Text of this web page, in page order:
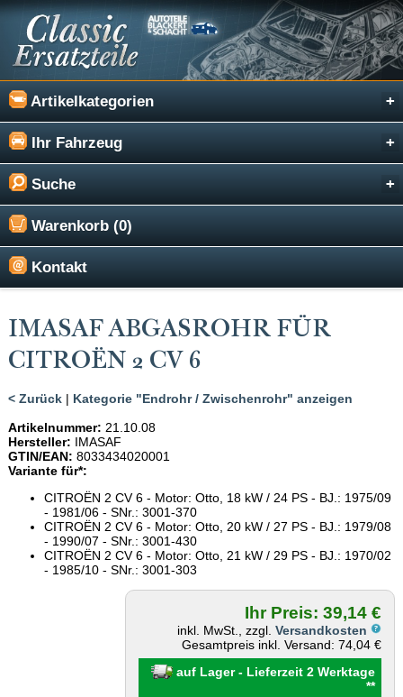
Artikelkategorien
Ihr Fahrzeug
Suche
Warenkorb (0)
Kontakt
IMASAF ABGASROHR FÜR
CITROËN 2 CV 6
< Zurück| Kategorie "Endrohr / Zwischenrohr" anzeigen
Artikelnummer: 21.10.08
Hersteller: IMASAF
GTIN/EAN: 8033434020001
Variante für*:
CITROËN 2 CV 6 - Motor: Otto, 18 kW / 24 PS - BJ.: 1975/09
- 1981/06 - SNr.: 3001-370
CITROËN 2 CV 6 - Motor: Otto, 20 kW / 27 PS - BJ.: 1979/08
- 1990/07 - SNr.: 3001-430
CITROËN 2 CV 6 - Motor: Otto, 21 kW / 29 PS - BJ.: 1970/02
- 1985/10 - SNr.: 3001-303
Ihr Preis: 39,14 €
inkl. MwSt., zzgl.Versandkosten
Gesamtpreis inkl. Versand: 74,04 €
auf Lager - Lieferzeit 2 Werktage
**